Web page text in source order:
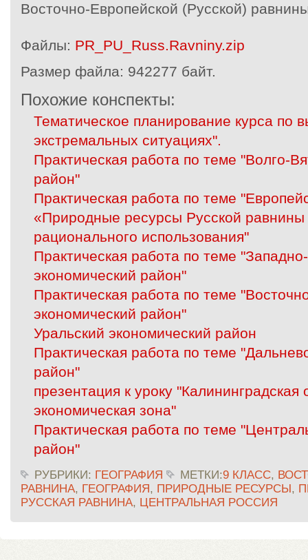
Восточно-Европейской (Русской)
Файлы: PR_PU_Russ.Ravniny.zip
Размер файла: 942277 байт.
Похожие конспекты:
Тематическое планирование курса по
экстремальных ситуациях".
Практическая работа по теме "Волго-
район"
Практическая работа по теме
«Природные ресурсы Русской
рационального использования"
Практическая работа по теме
экономический район"
Практическая работа по теме
экономический район"
Уральский экономический район
Практическая работа по теме
район"
презентация к уроку
экономическая зона"
Практическая работа по теме
район"
РУБРИКИ: ГЕОГРАФИЯ МЕТКИ:9 КЛАСС,
РАВНИНА, ГЕОГРАФИЯ, ПРИРОДНЫЕ РЕСУРСЫ,
РУССКАЯ РАВНИНА, ЦЕНТРАЛЬНАЯ РОССИЯ